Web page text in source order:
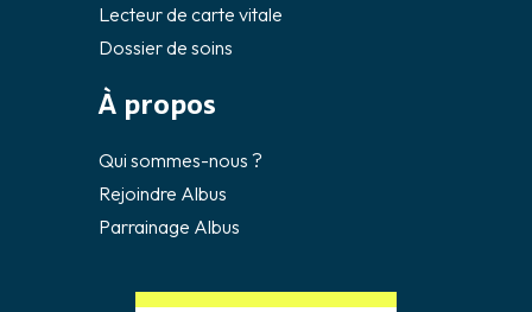
À propos
Qui sommes-nous ?
Rejoindre Albus
Parrainage Albus
Lecteur de carte vitale
Dossier de soins